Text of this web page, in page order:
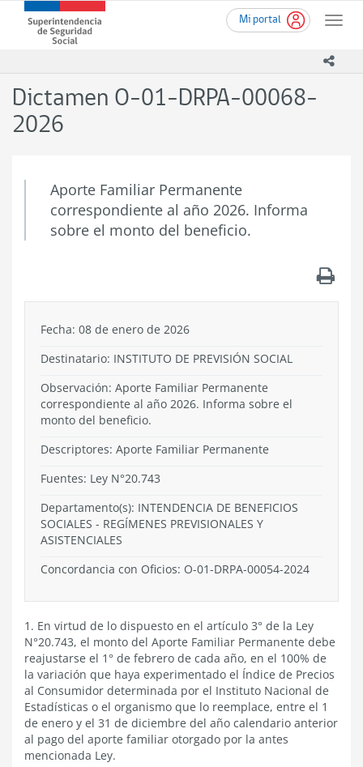
contenido
Mi portal
Toggle
Superintendencia
de
-
Gobierno
de
Dictamen O-01-DRPA-00068-
2026
Aporte Familiar Permanente
correspondiente al año 2026. Informa
sobre el monto del beneficio.
Fecha: 08 de enero de 2026
Destinatario: INSTITUTO DE PREVISIÓN SOCIAL
Observación: Aporte Familiar Permanente
correspondiente al año 2026. Informa sobre el
monto del beneficio.
Descriptores: Aporte Familiar Permanente
Fuentes: Ley N°20.743
Departamento(s): INTENDENCIA DE BENEFICIOS
SOCIALES - REGÍMENES PREVISIONALES Y
ASISTENCIALES
Concordancia con Oficios: O-01-DRPA-00054-2024
1. En virtud de lo dispuesto en el artículo 3° de la Ley
N°20.743, el monto del Aporte Familiar Permanente debe
reajustarse el 1° de febrero de cada año, en el 100% de
la variación que haya experimentado el Índice de Precios
al Consumidor determinada por el Instituto Nacional de
Estadísticas o el organismo que lo reemplace, entre el 1
de enero y el 31 de diciembre del año calendario anterior
al pago del aporte familiar otorgado por la antes
mencionada Ley.